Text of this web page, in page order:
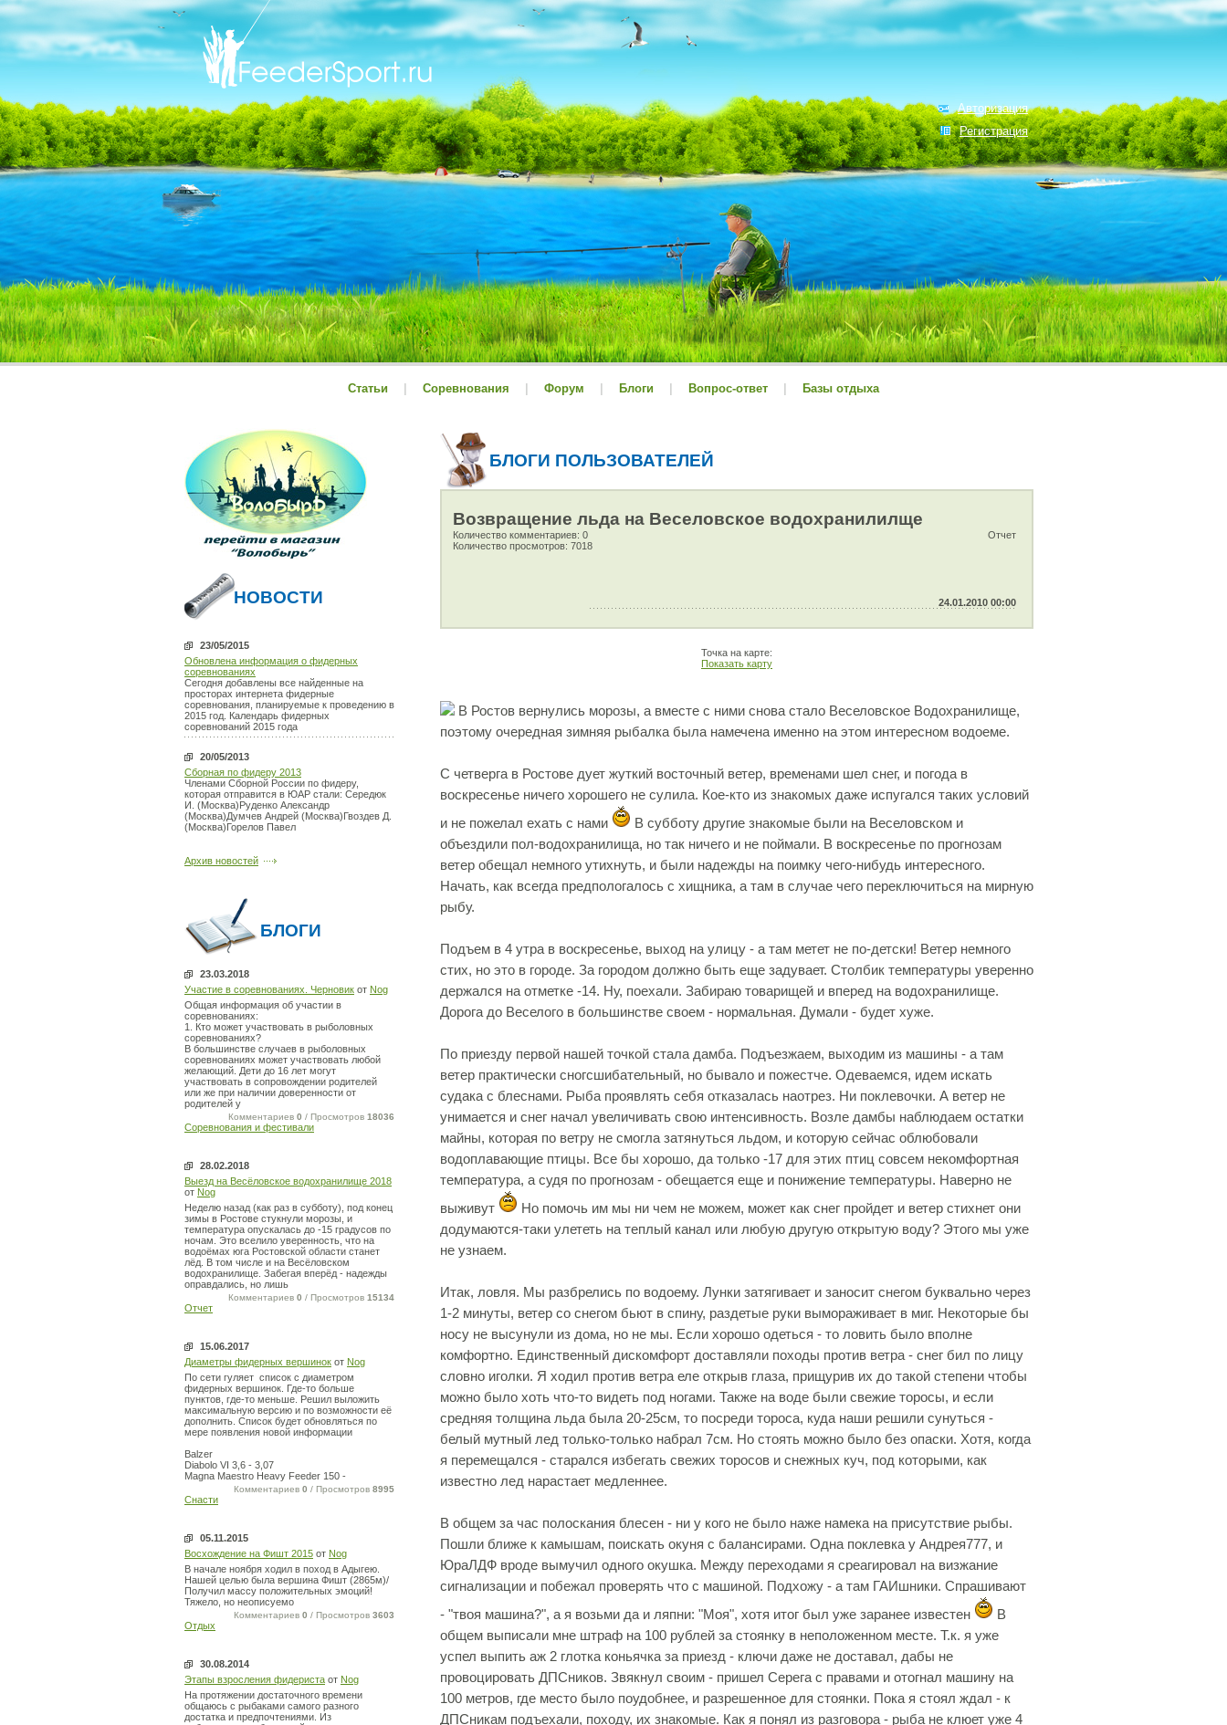
Авторизация
Регистрация
Статьи Соревнования Форум Блоги Вопрос-ответ Базы отдыха
НОВОСТИ
23/05/2015
Обновлена информация о фидерных
соревнованиях
Сегодня добавлены все найденные на
просторах интернета фидерные
соревнования, планируемые к проведению в
2015 год. Календарь фидерных
соревнований 2015 года
20/05/2013
Сборная по фидеру 2013
Членами Сборной России по фидеру,
которая отправится в ЮАР стали: Середюк
И. (Москва)Руденко Александр
(Москва)Думчев Андрей (Москва)Гвоздев Д.
(Москва)Горелов Павел
Архив новостей
БЛОГИ
23.03.2018
Участие в соревнованиях. Черновик от Nog
Общая информация об участии в
соревнованиях:
1. Кто может участвовать в рыболовных
соревнованиях?
В большинстве случаев в рыболовных
соревнованиях может участвовать любой
желающий. Дети до 16 лет могут
участвовать в сопровождении родителей
или же при наличии доверенности от
родителей у
Комментариев 0 / Просмотров 18036
Соревнования и фестивали
28.02.2018
Выезд на Весёловское водохранилище 2018
от Nog
Неделю назад (как раз в субботу), под конец
зимы в Ростове стукнули морозы, и
температура опускалась до -15 градусов по
ночам. Это вселило уверенность, что на
водоёмах юга Ростовской области станет
лёд. В том числе и на Весёловском
водохранилище. Забегая вперёд - надежды
оправдались, но лишь
Комментариев 0 / Просмотров 15134
Отчет
15.06.2017
Диаметры фидерных вершинок от Nog
По сети гуляет список с диаметром
фидерных вершинок. Где-то больше
пунктов, где-то меньше. Решил выложить
максимальную версию и по возможности её
дополнить. Список будет обновляться по
мере появления новой информации
Balzer
Diabolo VI 3,6 - 3,07
Magna Maestro Heavy Feeder 150 -
Комментариев 0 / Просмотров 8995
Снасти
05.11.2015
Восхождение на Фишт 2015 от Nog
В начале ноября ходил в поход в Адыгею.
Нашей целью была вершина Фишт (2865м)/
Получил массу положительных эмоций!
Тяжело, но неописуемо
Комментариев 0 / Просмотров 3603
Отдых
30.08.2014
Этапы взросления фидериста от Nog
На протяжении достаточного времени
общаюсь с рыбаками самого разного
достатка и предпочтениями. Из
БЛОГИ ПОЛЬЗОВАТЕЛЕЙ
Возвращение льда на Веселовское водохранилилще
Отчет
Количество комментариев: 0
Количество просмотров: 7018
24.01.2010 00:00
Точка на карте:
Показать карту
В Ростов вернулись морозы, а вместе с ними снова стало Веселовское Водохранилище,
поэтому очередная зимняя рыбалка была намечена именно на этом интересном водоеме.
С четверга в Ростове дует жуткий восточный ветер, временами шел снег, и погода в
воскресенье ничего хорошего не сулила. Кое-кто из знакомых даже испугался таких условий
и не пожелал ехать с нами
В субботу другие знакомые были на Веселовском и
объездили пол-водохранилища, но так ничего и не поймали. В воскресенье по прогнозам
ветер обещал немного утихнуть, и были надежды на поимку чего-нибудь интересного.
Начать, как всегда предпологалось с хищника, а там в случае чего переключиться на мирную
рыбу.
Подъем в 4 утра в воскресенье, выход на улицу - а там метет не по-детски! Ветер немного
стих, но это в городе. За городом должно быть еще задувает. Столбик температуры уверенно
держался на отметке -14. Ну, поехали. Забираю товарищей и вперед на водохранилище.
Дорога до Веселого в большинстве своем - нормальная. Думали - будет хуже.
По приезду первой нашей точкой стала дамба. Подъезжаем, выходим из машины - а там
ветер практически сногсшибательный, но бывало и пожестче. Одеваемся, идем искать
судака с блеснами. Рыба проявлять себя отказалась наотрез. Ни поклевочки. А ветер не
унимается и снег начал увеличивать свою интенсивность. Возле дамбы наблюдаем остатки
майны, которая по ветру не смогла затянуться льдом, и которую сейчас облюбовали
водоплавающие птицы. Вcе бы хорошо, да только -17 для этих птиц совсем некомфортная
температура, а судя по прогнозам - обещается еще и понижение температуры. Наверно не
выживут
Но помочь им мы ни чем не можем, может как снег пройдет и ветер стихнет они
додумаются-таки улететь на теплый канал или любую другую открытую воду? Этого мы уже
не узнаем.
Итак, ловля. Мы разбрелись по водоему. Лунки затягивает и заносит снегом буквально через
1-2 минуты, ветер со снегом бьют в спину, раздетые руки вымораживает в миг. Некоторые бы
носу не высунули из дома, но не мы. Если хорошо одеться - то ловить было вполне
комфортно. Единственный дискомфорт доставляли походы против ветра - снег бил по лицу
словно иголки. Я ходил против ветра еле открыв глаза, прищурив их до такой степени чтобы
можно было хоть что-то видеть под ногами. Также на воде были свежие торосы, и если
средняя толщина льда была 20-25см, то посреди тороса, куда наши решили сунуться -
белый мутный лед только-только набрал 7см. Но стоять можно было без опаски. Хотя, когда
я перемещался - старался избегать свежих торосов и снежных куч, под которыми, как
известно лед нарастает медленнее.
В общем за час полоскания блесен - ни у кого не было наже намека на присутствие рыбы.
Пошли ближе к камышам, поискать окуня с балансирами. Одна поклевка у Андрея777, и
ЮраЛДФ вроде вымучил одного окушка. Между переходами я среагировал на визжание
сигнализации и побежал проверять что с машиной. Подхожу - а там ГАИшники. Спрашивают
- "твоя машина?", а я возьми да и ляпни: "Моя", хотя итог был уже заранее известен
В
общем выписали мне штраф на 100 рублей за стоянку в неположенном месте. Т.к. я уже
успел выпить аж 2 глотка коньячка за приезд - ключи даже не доставал, дабы не
провоцировать ДПСников. Звякнул своим - пришел Серега с правами и отогнал машину на
100 метров, где место было поудобнее, и разрешенное для стоянки. Пока я стоял ждал - к
ДПСникам подъехали, походу, их знакомые. Как я понял из разговора - рыба не клюет уже 4